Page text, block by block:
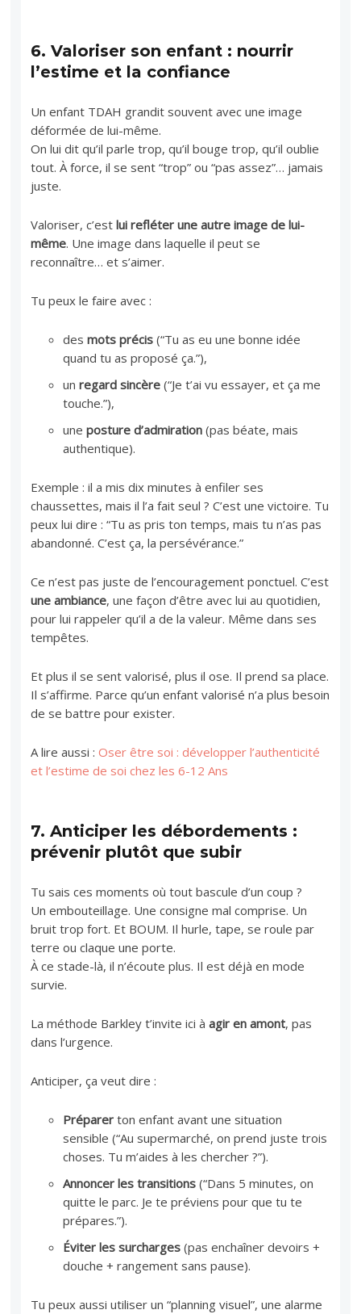
6.Valoriser son enfant : nourrir
l’estime et la confiance
Un enfant TDAH grandit souvent avec une image
déformée de lui-même.
On lui dit qu’il parle trop, qu’il bouge trop, qu’il oublie
tout. À force, il se sent “trop” ou “pas assez”… jamais
juste.
Valoriser, c’estlui refléter une autre image de lui-
même. Une image dans laquelle il peut se
reconnaître… et s’aimer.
Tu peux le faire avec :
desmots précis (“Tu as eu une bonne idée
quand tu as proposé ça.”),
unregard sincère (“Je t’ai vu essayer, et ça me
touche.”),
uneposture d’admiration (pas béate, mais
authentique).
Exemple : il a mis dix minutes à enfiler ses
chaussettes, mais il l’a fait seul ? C’est une victoire. Tu
peux lui dire : “Tu as pris ton temps, mais tu n’as pas
abandonné. C’est ça, la persévérance.”
Ce n’est pas juste de l’encouragement ponctuel. C’est
une ambiance, une façon d’être avec lui au quotidien,
pour lui rappeler qu’il a de la valeur. Même dans ses
tempêtes.
Et plus il se sent valorisé, plus il ose. Il prend sa place.
Il s’affirme. Parce qu’un enfant valorisé n’a plus besoin
de se battre pour exister.
A lire aussi :Oser être soi : développer l’authenticité
et l’estime de soi chez les 6-12 Ans
7.Anticiper les débordements :
prévenir plutôt que subir
Tu sais ces moments où tout bascule d’un coup ?
Un embouteillage. Une consigne mal comprise. Un
bruit trop fort. Et BOUM. Il hurle, tape, se roule par
terre ou claque une porte.
À ce stade-là, il n’écoute plus. Il est déjà en mode
survie.
La méthode Barkley t’invite ici àagir en amont, pas
dans l’urgence.
Anticiper, ça veut dire :
Préparer ton enfant avant une situation
sensible (“Au supermarché, on prend juste trois
choses. Tu m’aides à les chercher ?”).
Annoncer les transitions (“Dans 5 minutes, on
quitte le parc. Je te préviens pour que tu te
prépares.”).
Éviter les surcharges (pas enchaîner devoirs +
douche + rangement sans pause).
Tu peux aussi utiliser un “planning visuel”, une alarme